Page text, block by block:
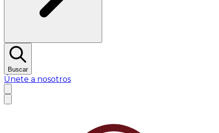
Buscar
Únete a nosotros